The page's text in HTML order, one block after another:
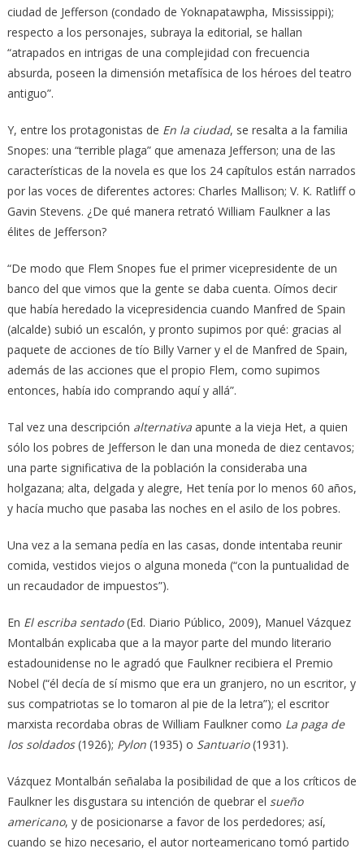
ciudad de Jefferson (condado de Yoknapatawpha, Mississippi);
respecto a los personajes, subraya la editorial, se hallan
“atrapados en intrigas de una complejidad con frecuencia
absurda, poseen la dimensión metafísica de los héroes del teatro
antiguo”.
Y, entre los protagonistas de En la ciudad, se resalta a la familia
Snopes: una “terrible plaga” que amenaza Jefferson; una de las
características de la novela es que los 24 capítulos están narrados
por las voces de diferentes actores: Charles Mallison; V. K. Ratliff o
Gavin Stevens. ¿De qué manera retrató William Faulkner a las
élites de Jefferson?
“De modo que Flem Snopes fue el primer vicepresidente de un
banco del que vimos que la gente se daba cuenta. Oímos decir
que había heredado la vicepresidencia cuando Manfred de Spain
(alcalde) subió un escalón, y pronto supimos por qué: gracias al
paquete de acciones de tío Billy Varner y el de Manfred de Spain,
además de las acciones que el propio Flem, como supimos
entonces, había ido comprando aquí y allá”.
Tal vez una descripción alternativa apunte a la vieja Het, a quien
sólo los pobres de Jefferson le dan una moneda de diez centavos;
una parte significativa de la población la consideraba una
holgazana; alta, delgada y alegre, Het tenía por lo menos 60 años,
y hacía mucho que pasaba las noches en el asilo de los pobres.
Una vez a la semana pedía en las casas, donde intentaba reunir
comida, vestidos viejos o alguna moneda (“con la puntualidad de
un recaudador de impuestos”).
En El escriba sentado(Ed. Diario Público, 2009), Manuel Vázquez
Montalbán explicaba que a la mayor parte del mundo literario
estadounidense no le agradó que Faulkner recibiera el Premio
Nobel (“él decía de sí mismo que era un granjero, no un escritor, y
sus compatriotas se lo tomaron al pie de la letra”); el escritor
marxista recordaba obras de William Faulkner como La paga de
los soldados(1926); Pylon (1935) o Santuario(1931).
Vázquez Montalbán señalaba la posibilidad de que a los críticos de
Faulkner les disgustara su intención de quebrar el sueño
americano, y de posicionarse a favor de los perdedores; así,
cuando se hizo necesario, el autor norteamericano tomó partido